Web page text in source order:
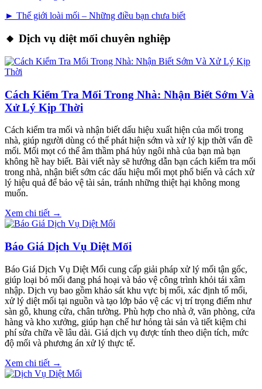
► Thế giới loài mối – Những điều bạn chưa biết
🔸 Dịch vụ diệt mối chuyên nghiệp
Cách Kiểm Tra Mối Trong Nhà: Nhận Biết Sớm Và
Xử Lý Kịp Thời
Cách kiểm tra mối và nhận biết dấu hiệu xuất hiện của mối trong
nhà, giúp người dùng có thể phát hiện sớm và xử lý kịp thời vấn đề
mối. Mối mọt có thể âm thầm phá hủy ngôi nhà của bạn mà bạn
không hề hay biết. Bài viết này sẽ hướng dẫn bạn cách kiểm tra mối
trong nhà, nhận biết sớm các dấu hiệu mối mọt phổ biến và cách xử
lý hiệu quả để bảo vệ tài sản, tránh những thiệt hại không mong
muốn.
Xem chi tiết →
Báo Giá Dịch Vụ Diệt Mối
Báo Giá Dịch Vụ Diệt Mối cung cấp giải pháp xử lý mối tận gốc,
giúp loại bỏ mối đang phá hoại và bảo vệ công trình khỏi tái xâm
nhập. Dịch vụ bao gồm khảo sát khu vực bị mối, xác định tổ mối,
xử lý diệt mối tại nguồn và tạo lớp bảo vệ các vị trí trọng điểm như
sàn gỗ, khung cửa, chân tường. Phù hợp cho nhà ở, văn phòng, cửa
hàng và kho xưởng, giúp hạn chế hư hỏng tài sản và tiết kiệm chi
phí sửa chữa về lâu dài. Giá dịch vụ được tính theo diện tích, mức
độ mối và phương án xử lý thực tế.
Xem chi tiết →